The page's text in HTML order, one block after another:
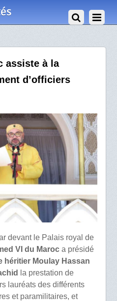
assiste à la
d’officiers
devant le Palais royal de
VI du Maroca présidé
héritier Moulay Hassan
la prestation de
lauréats des différents
et paramilitaires, et